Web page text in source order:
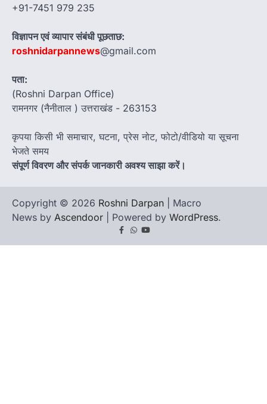
+91-7451 979 235
विज्ञापन एवं व्यापार संबंधी पूछताछ:
roshnidarpannews@gmail.com
पता:
(Roshni Darpan Office)
रामनगर (नैनीताल ) उत्तराखंड - 263153
कृपया किसी भी समाचार, घटना, प्रेस नोट, फोटो/वीडियो या सूचना
भेजते समय
संपूर्ण विवरण और संपर्क जानकारी अवश्य साझा करें।
Copyright © 2026 Roshni Darpan | Macro
News by Ascendoor | Powered by WordPress.
Facebook
Whatsapp
youtube